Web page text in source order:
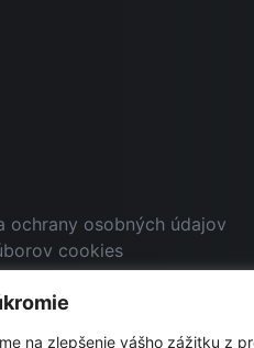
na zlepšenie vášho zážitku z
ochrany osobných údajov
cookies